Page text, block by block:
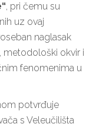
, pri čemu su
uz ovaj
naglasak
metodološki okvir i
fenomenima u
potvrđuje
s Veleučilišta